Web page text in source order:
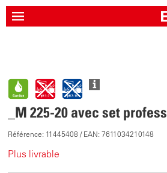
_M 225-20 avec set
Référence: 11445408 / EAN: 7611034210148
Plus livrable